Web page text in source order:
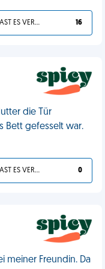
DU HAST ES VERDIENT 16
die Tür
Bett gefesselt war.
DU HAST ES VERDIENT 0
meiner Freundin. Da